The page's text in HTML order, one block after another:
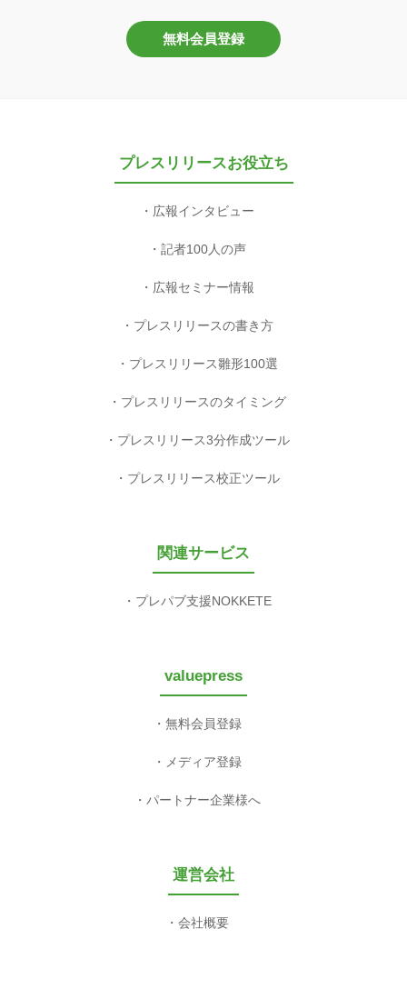
無料会員登録
プレスリリースお役立ち
広報インタビュー
記者100人の声
広報セミナー情報
プレスリリースの書き方
プレスリリース雛形100選
プレスリリースのタイミング
プレスリリース3分作成ツール
プレスリリース校正ツール
関連サービス
プレパブ支援NOKKETE
valuepress
無料会員登録
メディア登録
パートナー企業様へ
運営会社
会社概要